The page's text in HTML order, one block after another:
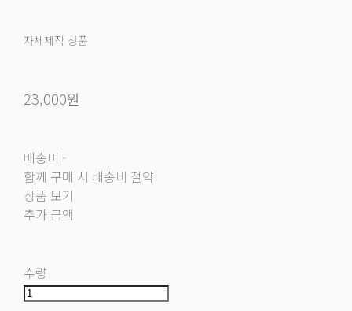
자체제작 상품
23,000원
배송비 -
함께 구매 시 배송비 절약
상품 보기
추가 금액
수량